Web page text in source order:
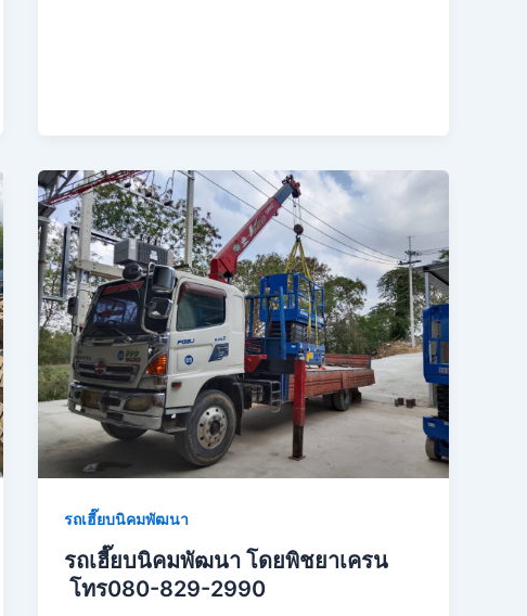
รถเฮี๊ยบนิคมพัฒนา
รถเฮี๊ยบนิคมพัฒนา โดยพิชยาเครน
โทร080-829-2990